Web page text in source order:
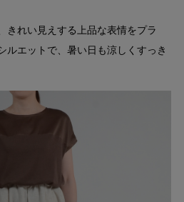
きれい見えする上品な表情をプラ
ルエットで、暑い日も涼しくすっき